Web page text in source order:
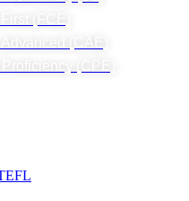
(FCE)
(CAE)
(CPE)